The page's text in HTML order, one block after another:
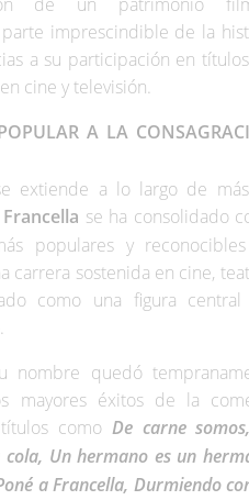
imprescindible de la
a su participación en
cine y televisión.
A LA
extiende a lo largo de
se ha consolidado
populares y
carrera sostenida en cine,
como una figura
nombre quedó
mayores éxitos de la
como De carne
Un hermano es un
a Francella, Durmiendo